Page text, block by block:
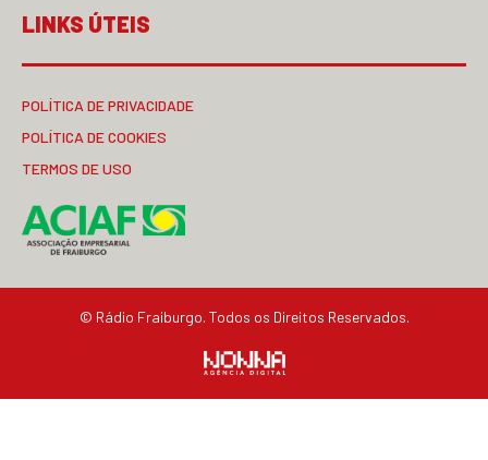
LINKS ÚTEIS
POLÍTICA DE PRIVACIDADE
POLÍTICA DE COOKIES
TERMOS DE USO
© Rádio Fraiburgo. Todos os Direitos Reservados.